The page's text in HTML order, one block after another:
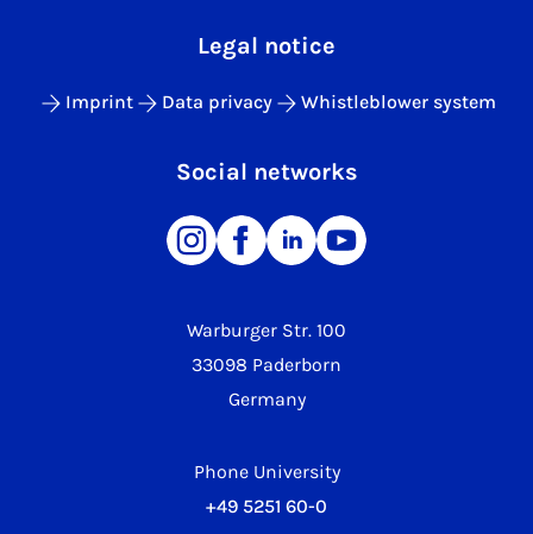
Warburger Str. 100
33098 Paderborn
Germany
Phone University
+49 5251 60-0
Legal notice
Imprint Data privacy Whistleblower system
Social networks